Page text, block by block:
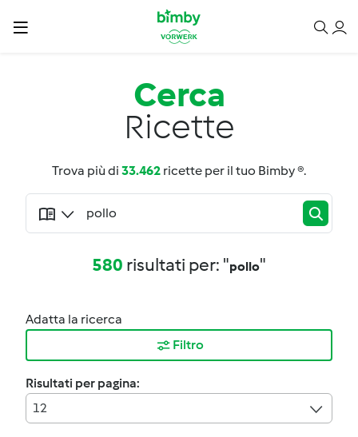
Cerca
Ricette
Trova più di 33.462 ricette per il tuo Bimby ®.
580 risultati per: "pollo"
Adatta la ricerca
Filtro
Risultati per pagina:
12